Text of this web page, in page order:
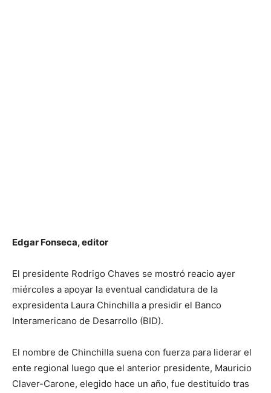
Edgar Fonseca, editor
El presidente Rodrigo Chaves se mostró reacio ayer
miércoles a apoyar la eventual candidatura de la
expresidenta Laura Chinchilla a presidir el Banco
Interamericano de Desarrollo (BID).
El nombre de Chinchilla suena con fuerza para liderar el
ente regional luego que el anterior presidente, Mauricio
Claver-Carone, elegido hace un año, fue destituido tras